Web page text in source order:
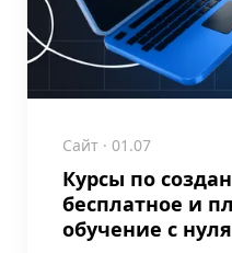
Сайт · 01.07
Курсы по
бесплатное и
обучение с нуля